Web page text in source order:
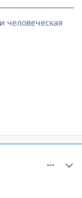
человеческая